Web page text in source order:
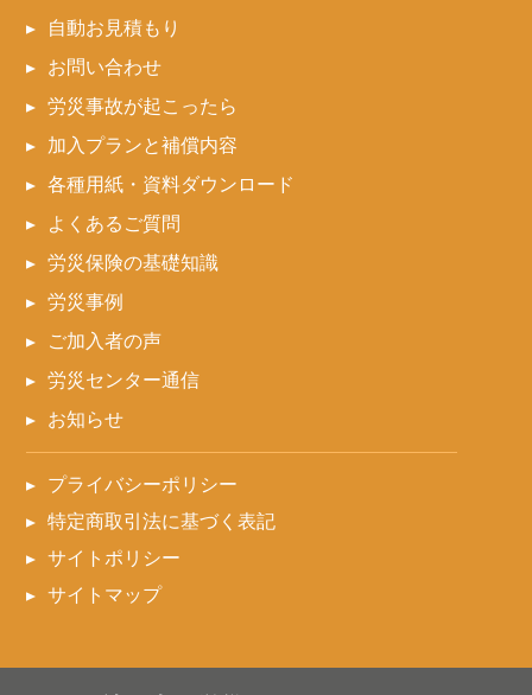
自動お見積もり
お問い合わせ
労災事故が起こったら
加入プランと補償内容
各種用紙・資料ダウンロード
よくあるご質問
労災保険の基礎知識
労災事例
ご加入者の声
労災センター通信
お知らせ
プライバシーポリシー
特定商取引法に基づく表記
サイトポリシー
サイトマップ